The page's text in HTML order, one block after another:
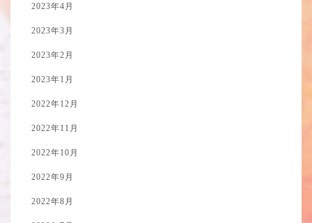
2023年4月
2023年3月
2023年2月
2023年1月
2022年12月
2022年11月
2022年10月
2022年9月
2022年8月